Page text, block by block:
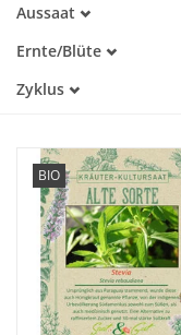
Katalog
Alte Sorte
Warmkeimer
Aussaat
April
Mai
Ernte/Blüte
Juni
August
September
Zyklus
BIO